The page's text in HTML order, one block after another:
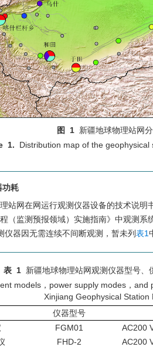
图 1 新疆地球物理站网
1.
Distribution map of the geophysical
耗
站网在网运行观测仪器设备的技术说明
（监测预报领域）实施指南》中观测系
仪器因无需连续不间断观测，暂未列表1
表 1 新疆地球物理站网观测仪器型号、
models，power supply modes，
Xinjiang Geophysical Station
仪器型号
FGM01 AC200
FHD-2 AC200